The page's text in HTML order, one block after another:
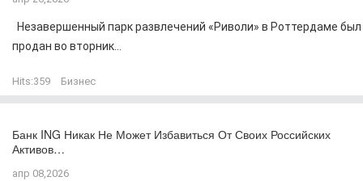
Незавершенный парк развлечений «Риволи» в Роттердаме был
продан во вторник...
Hits:359 Бизнес
Банк ING Никак Не Может Избавиться От Своих Российских
Активов…
апр 08,2026